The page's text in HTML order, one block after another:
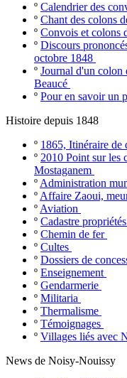
º Calendrier des
º Chant des colons
º Convois et colons
º Discours
octobre 1848
º Journal d'un colon
Beaucé
º Pour en savoir un
Histoire depuis 1848
º 1865, Itinéraire de
º 2010 Point sur les
Mostaganem
º Administration
º Affaire Zaoui,
º Aviation
º Cadastre
º Chemin de fer
º Cultes
º Dossiers de
º Enseignement
º Gendarmerie
º Militaria
º Thermalisme
º Témoignages
º Villages liés avec
News de Noisy-Nouissy